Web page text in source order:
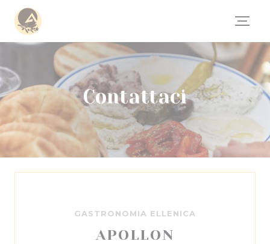
Personalizzazione delle tue scelte sui cookie
Contattaci
GASTRONOMIA ELLENICA
APOLLON